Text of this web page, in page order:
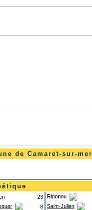
de Camaret-sur-mer
23 Rigonou
8 Saint-Julien